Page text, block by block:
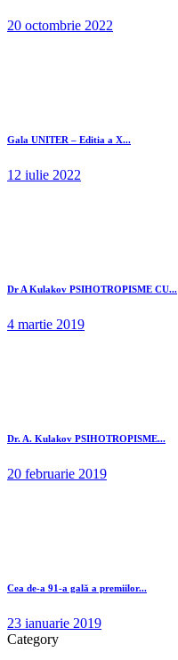
20 octombrie 2022
Gala UNITER – Editia a X...
12 iulie 2022
Dr A Kulakov PSIHOTROPISME CU...
4 martie 2019
Dr. A. Kulakov PSIHOTROPISME...
20 februarie 2019
Cea de-a 91-a gală a premiilor...
23 ianuarie 2019
Category